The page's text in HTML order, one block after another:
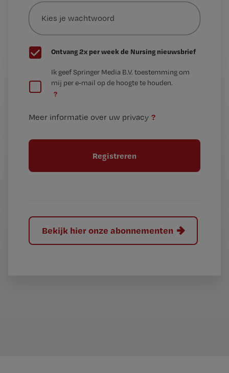
mailadres?
je
wachtwoord
G
e
t
Ontvang 2x per week de Nursing nieuwsbrief
e
t
l
Ik geef Springer Media B.V. toestemming om
mij per e-mail op de hoogte te houden.
?
Meer informatie over uw privacy ?
Bekijk hier onze abonnementen